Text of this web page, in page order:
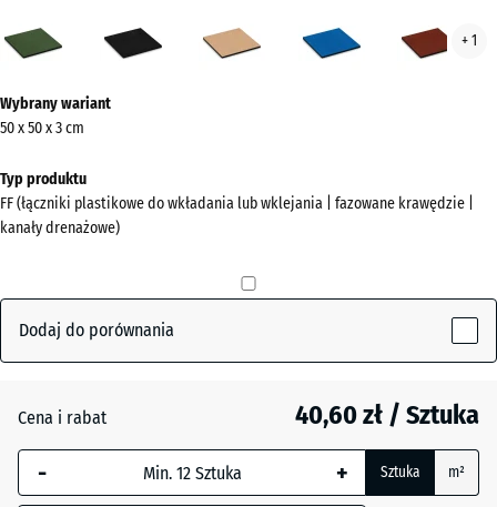
trawiasty
piaskowy
nieba
+ 1
informacji
o
kolorach?
Pokaż
paletę
trawiasty(active)
Antracyt - 4,30 zł
Beż
Wybrany wariant
50 x 50 x 3 cm
Typ produktu
FF (łączniki plastikowe do wkładania lub wklejania | fazowane krawędzie |
kanały drenażowe)
Dodaj do porównania
Cena i rabat 40,60 zł / Sztuka
- + Sztuka m²